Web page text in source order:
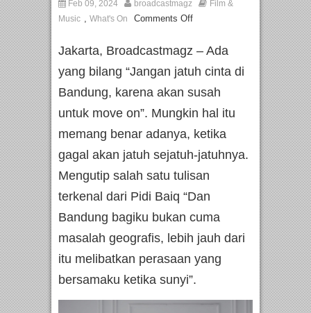
Feb 09, 2024 broadcastmagz
Film &
Music , What's On Comments Off
Jakarta, Broadcastmagz – Ada
yang bilang “Jangan jatuh cinta di
Bandung, karena akan susah
untuk move on”. Mungkin hal itu
memang benar adanya, ketika
gagal akan jatuh sejatuh-jatuhnya.
Mengutip salah satu tulisan
terkenal dari Pidi Baiq “Dan
Bandung bagiku bukan cuma
masalah geografis, lebih jauh dari
itu melibatkan perasaan yang
bersamaku ketika sunyi”.